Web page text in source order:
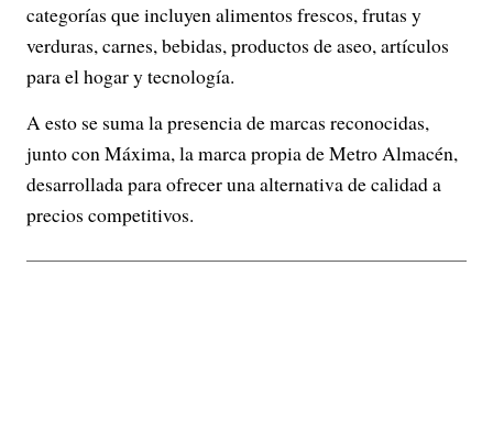
categorías que incluyen alimentos frescos, frutas y
verduras, carnes, bebidas, productos de aseo, artículos
para el hogar y tecnología.
A esto se suma la presencia de marcas reconocidas,
junto con Máxima, la marca propia de Metro Almacén,
desarrollada para ofrecer una alternativa de calidad a
precios competitivos.